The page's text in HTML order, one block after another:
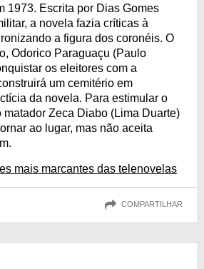
1973. Escrita por Dias Gomes
a novela fazia críticas à
a figura dos coronéis. O
Odorico Paraguaçu (Paulo
os eleitores com a
um cemitério em
da novela. Para estimular o
matador Zeca Diabo (Lima Duarte)
ao lugar, mas não aceita
mais marcantes das telenovelas
COMPARTILHAR